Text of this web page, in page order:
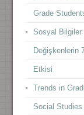
Grade
Sosyal Bilgiler
Değişkenlerin
Etkisi
Trends in
Social